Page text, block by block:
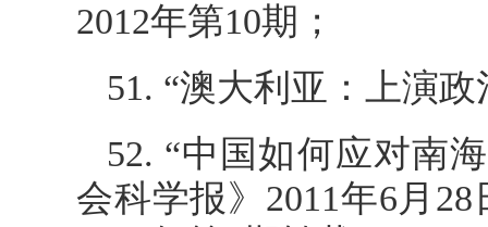
2012年第10期；
51. “澳大利亚：上演
52. “中国如何应对南
会科学报》2011年6月